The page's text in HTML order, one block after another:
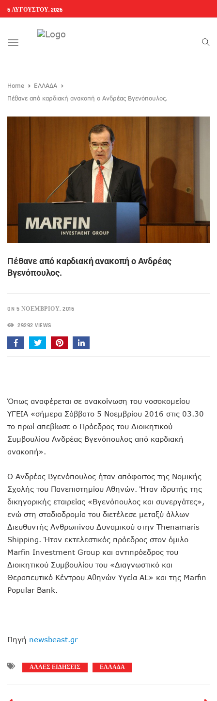
6 ΑΥΓΟΎΣΤΟΥ, 2026
Toggle
Home
ΕΛΛΑΔΑ
Πέθανε από καρδιακή ανακοπή ο Ανδρέας Βγενόπουλος.
Πέθανε από καρδιακή ανακοπή ο Ανδρέας
Βγενόπουλος.
ON 5 ΝΟΕΜΒΡΊΟΥ, 2016
29292 VIEWS
Όπως αναφέρεται σε ανακοίνωση του νοσοκομείου
ΥΓΕΙΑ «σήμερα Σάββατο 5 Νοεμβρίου 2016 στις 03.30
το πρωί απεβίωσε ο Πρόεδρος του Διοικητικού
Συμβουλίου Ανδρέας Βγενόπουλος από καρδιακή
ανακοπή».
Ο Ανδρέας Βγενόπουλος ήταν απόφοιτος της Νομικής
Σχολής του Πανεπιστημίου Αθηνών. Ήταν ιδρυτής της
δικηγορικής εταιρείας «Βγενόπουλος και συνεργάτες»,
ενώ στη σταδιοδρομία του διετέλεσε μεταξύ άλλων
Διευθυντής Ανθρωπίνου Δυναμικού στην Thenamaris
Shipping. Ήταν εκτελεστικός πρόεδρος στον όμιλο
Marfin Investment Group και αντιπρόεδρος του
Διοικητικού Συμβουλίου του «Διαγνωστικό και
Θεραπευτικό Κέντρου Αθηνών Υγεία ΑΕ» και της Marfin
Popular Bank.
Πηγή newsbeast.gr
ΑΛΛΕΣ ΕΙΔΗΣΕΙΣ ΕΛΛΑΔΑ